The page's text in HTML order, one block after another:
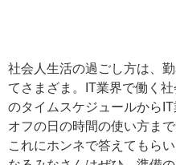
社会人生活の過ごし方は、
てさまざま。IT業界で働く
のタイムスケジュールから
オフの日の時間の使い方ま
これにホンネで答えてもら